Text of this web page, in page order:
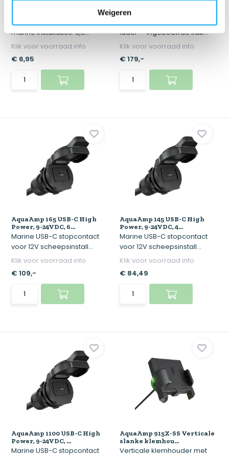
Weigeren
AquaAmp accessoire voor
marine installaties. 3,3...
Klik voor voorraad info
€ 6,95
High Power USB-C...
Intrekbare marine USB-C
lader — ingebouwde kab...
Klik voor voorraad info
€ 179,-
AquaAmp 165 USB-C High
Power, 9-24VDC, 6...
Marine USB-C stopcontact
voor 12V scheepsinstall...
Klik voor voorraad info
€ 109,-
AquaAmp 145 USB-C High
Power, 9-24VDC, 4...
Marine USB-C stopcontact
voor 12V scheepsinstall...
Klik voor voorraad info
€ 84,49
AquaAmp 1100 USB-C High
Power, 9-24VDC, ...
Marine USB-C stopcontact
AquaAmp 915X-SS Verticale
slanke klemhou...
Verticale klemhouder met